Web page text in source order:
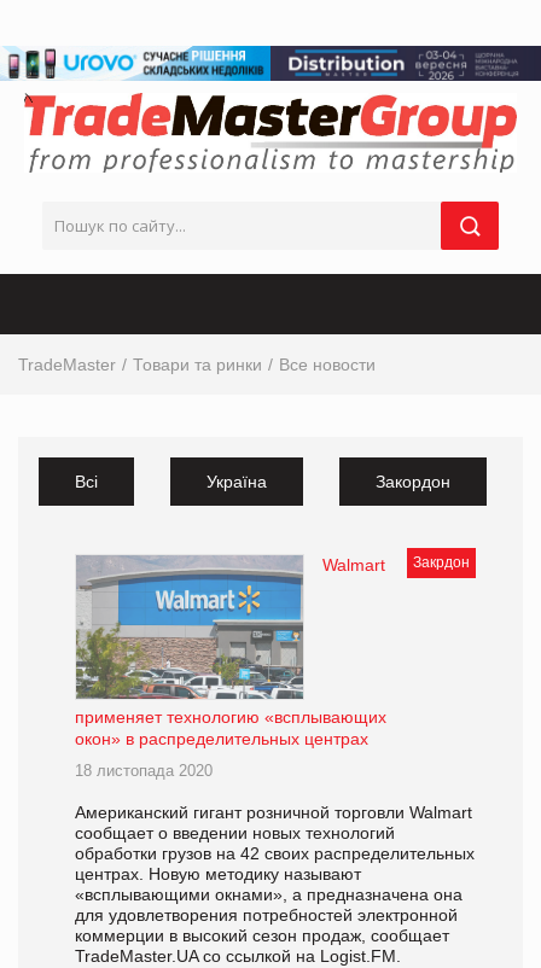
TradeMaster Товари та ринки Все новости
Всі Україна Закордон
Закрдон
Walmart
применяет технологию «всплывающих
окон» в распределительных центрах
18 листопада 2020
Американский гигант розничной торговли Walmart
сообщает о введении новых технологий
обработки грузов на 42 своих распределительных
центрах. Новую методику называют
«всплывающими окнами», а предназначена она
для удовлетворения потребностей электронной
коммерции в высокий сезон продаж, сообщает
TradeMaster.UA со ссылкой на Logist.FM.